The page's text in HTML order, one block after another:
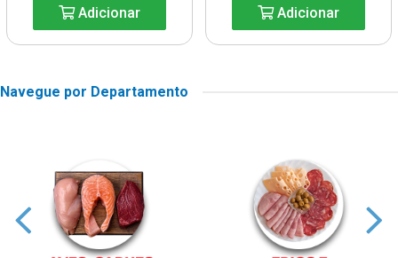
Adicionar Adicionar
Navegue por Departamento